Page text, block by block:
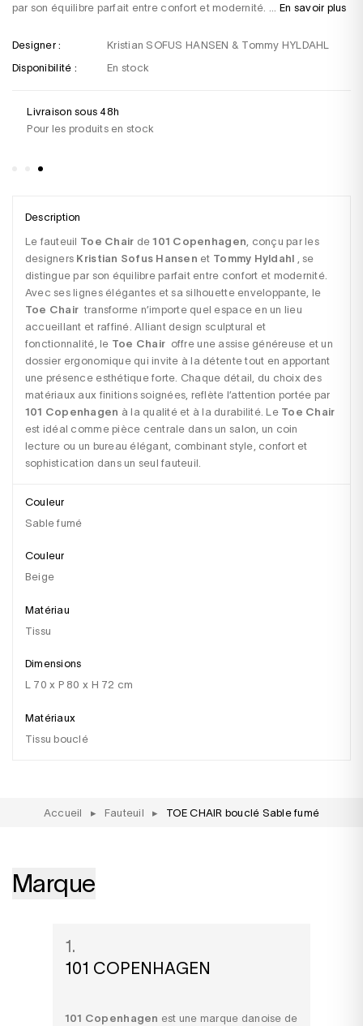
par son équilibre parfait entre confort et modernité. ...En savoir plus
Designer :
Kristian SOFUS HANSEN & Tommy HYLDAHL
Disponibilité :
En stock
Livraison sous 48h
Pour les produits en stock
Description
Le fauteuil Toe Chair de 101 Copenhagen , conçu par les
designers Kristian Sofus Hansen et Tommy Hyldahl , se
distingue par son équilibre parfait entre confort et modernité.
Avec ses lignes élégantes et sa silhouette enveloppante, le
Toe Chair
  transforme n’importe quel espace en un lieu
accueillant et raffiné. Alliant design sculptural et
fonctionnalité, le Toe Chair
  offre une assise généreuse et un
dossier ergonomique qui invite à la détente tout en apportant
une présence esthétique forte. Chaque détail, du choix des
matériaux aux finitions soignées, reflète l’attention portée par
101 Copenhagen à la qualité et à la durabilité. Le Toe Chair
est idéal comme pièce centrale dans un salon, un coin
lecture ou un bureau élégant, combinant style, confort et
sophistication dans un seul fauteuil.
Couleur
Sable fumé
Couleur
beige
Matériau
tissu
Dimensions
L 70 x P 80 x H 72 cm
Matériaux
Tissu bouclé
Accueil ▸ Fauteuil ▸ TOE CHAIR bouclé Sable fumé
Marque
1.
101 COPENHAGEN
101 Copenhagen est une marque danoise de